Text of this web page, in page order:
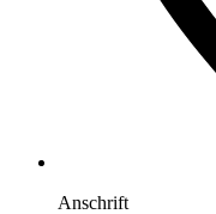
Anschrift